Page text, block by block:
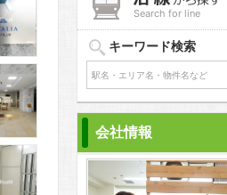
Search for line
キーワード検索
会社情報